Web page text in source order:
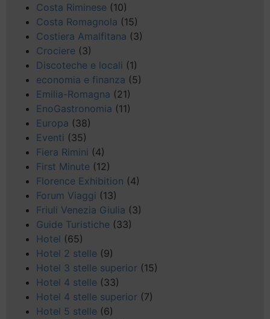
Costa Riminese (10)
Costa Romagnola (15)
Costiera Amalfitana (3)
Crociere (3)
Discoteche e locali (1)
economia e finanza (5)
Emilia-Romagna (21)
EnoGastronomia (11)
Europa (38)
Eventi (35)
Fiera Rimini (4)
First Minute (12)
Florence Exhibition (4)
Forum Viaggi (13)
Friuli Venezia Giulia (3)
Guide Turistiche (33)
Hotel (65)
Hotel 2 stelle (9)
Hotel 3 stelle superior (15)
Hotel 4 stelle (33)
Hotel 4 stelle superior (7)
Hotel 5 stelle (6)